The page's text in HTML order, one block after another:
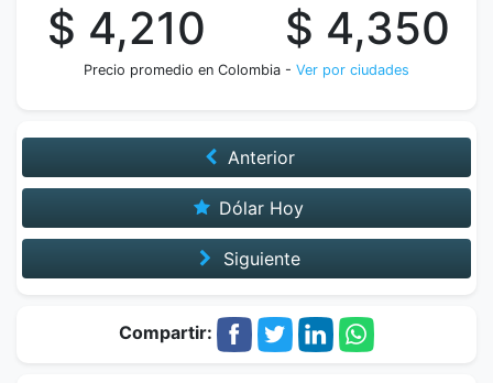
$ 4,210 $ 4,350
Precio promedio en Colombia - Ver por ciudades
Anterior
Dólar Hoy
Siguiente
Compartir: